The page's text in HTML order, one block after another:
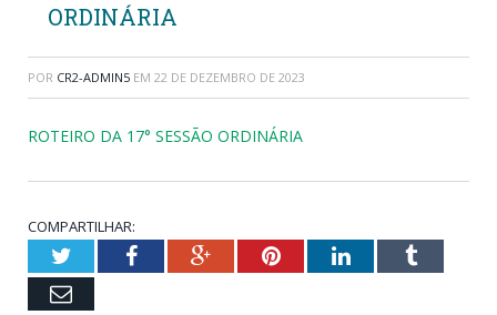
ORDINÁRIA
POR CR2-ADMIN5 EM 22 DE DEZEMBRO DE 2023
ROTEIRO DA 17° SESSÃO ORDINÁRIA
COMPARTILHAR:
TwitterFacebookGoogle+PinterestLinkedInTumblr
Email